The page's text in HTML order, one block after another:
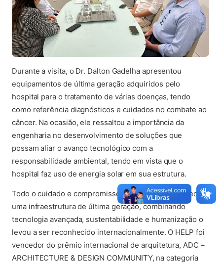
Durante a visita, o Dr. Dalton Gadelha apresentou
equipamentos de última geração adquiridos pelo
hospital para o tratamento de várias doenças, tendo
como referência diagnósticos e cuidados no combate ao
câncer. Na ocasião, ele ressaltou a importância da
engenharia no desenvolvimento de soluções que
possam aliar o avanço tecnológico com a
responsabilidade ambiental, tendo em vista que o
hospital faz uso de energia solar em sua estrutura.
Todo o cuidado e compromisso do hospital em fornecer
uma infraestrutura de última geração, combinando
tecnologia avançada, sustentabilidade e humanização o
levou a ser reconhecido internacionalmente. O HELP foi
vencedor do prêmio internacional de arquitetura, ADC –
ARCHITECTURE & DESIGN COMMUNITY, na categoria